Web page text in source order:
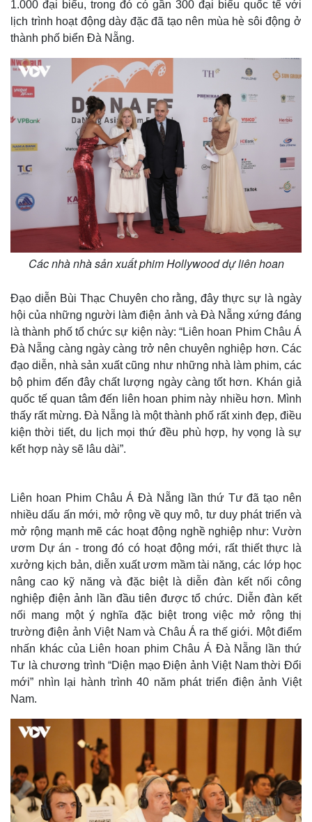
Thế giới
Quan sát
Cuộc sống đó đây
Hồ sơ
Multimedia
Video
Ảnh
E-Magazine
Infographic
1.000 đại biểu, trong đó có gần 300 đại biểu quốc tế với
lịch trình hoạt động dày đặc đã tạo nên mùa hè sôi động ở
thành phố biển Đà Nẵng.
Các nhà nhà sản xuất phim Hollywood dự liên hoan
Đạo diễn Bùi Thạc Chuyên cho rằng, đây thực sự là ngày
hội của những người làm điện ảnh và Đà Nẵng xứng đáng
là thành phố tổ chức sự kiện này: “Liên hoan Phim Châu Á
Đà Nẵng càng ngày càng trở nên chuyên nghiệp hơn. Các
đạo diễn, nhà sản xuất cũng như những nhà làm phim, các
bộ phim đến đây chất lượng ngày càng tốt hơn. Khán giả
quốc tế quan tâm đến liên hoan phim này nhiều hơn. Mình
thấy rất mừng. Đà Nẵng là một thành phố rất xinh đẹp, điều
kiện thời tiết, du lịch mọi thứ đều phù hợp, hy vọng là sự
kết hợp này sẽ lâu dài”.
Liên hoan Phim Châu Á Đà Nẵng lần thứ Tư đã tạo nên
nhiều dấu ấn mới, mở rộng về quy mô, tư duy phát triển và
mở rộng mạnh mẽ các hoạt động nghề nghiệp như: Vườn
ươm Dự án - trong đó có hoạt động mới, rất thiết thực là
xưởng kịch bản, diễn xuất ươm mầm tài năng, các lớp học
nâng cao kỹ năng và đặc biệt là diễn đàn kết nối công
nghiệp điện ảnh lần đầu tiên được tổ chức. Diễn đàn kết
nối mang một ý nghĩa đặc biệt trong việc mở rộng thị
trường điện ảnh Việt Nam và Châu Á ra thế giới. Một điểm
nhấn khác của Liên hoan phim Châu Á Đà Nẵng lần thứ
Tư là chương trình “Diện mạo Điện ảnh Việt Nam thời Đổi
mới” nhìn lại hành trình 40 năm phát triển điện ảnh Việt
Nam.